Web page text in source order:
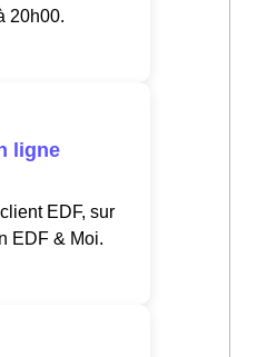
20h00.
ligne
EDF, sur
EDF & Moi.